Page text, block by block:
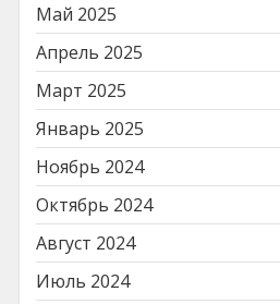
Май 2025
Апрель 2025
Март 2025
Январь 2025
Ноябрь 2024
Октябрь 2024
Август 2024
Июль 2024